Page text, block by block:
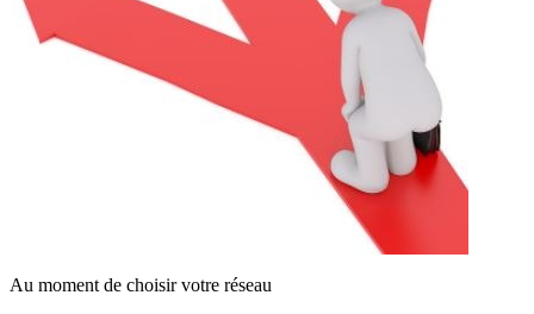
Au moment de choisir votre réseau